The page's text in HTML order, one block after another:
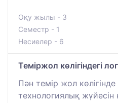
Оқу жылы - 3
Семестр - 1
Несиелер - 6
Теміржол көлігіндегі
Пән темір жол
технологиялық жүйесін